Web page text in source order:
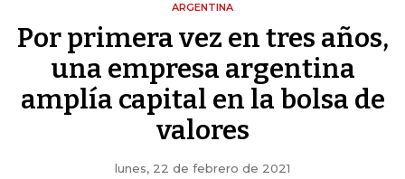
ARGENTINA
Por primera vez en tres años,
una empresa argentina
amplía capital en la bolsa de
valores
lunes, 22 de febrero de 2021